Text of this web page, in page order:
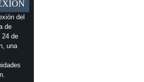
del
de
24 de
una